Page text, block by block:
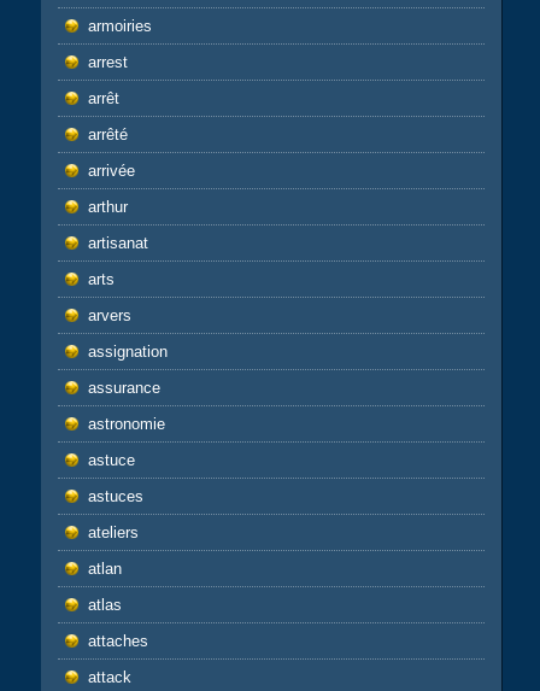
armoiries
arrest
arrêt
arrêté
arrivée
arthur
artisanat
arts
arvers
assignation
assurance
astronomie
astuce
astuces
ateliers
atlan
atlas
attaches
attack